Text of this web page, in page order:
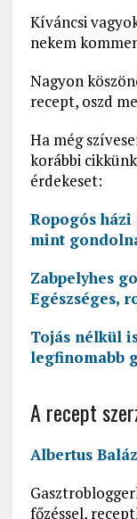
Kíváncsi
nekem
Nagyon
recept, oszd
Ha még
korábbi
érdekeset:
Ropogós
mint
Zabpelyhes
Egészséges,
Tojás nélkül
legfinomabb
A recept
Albertus
főzéssel,